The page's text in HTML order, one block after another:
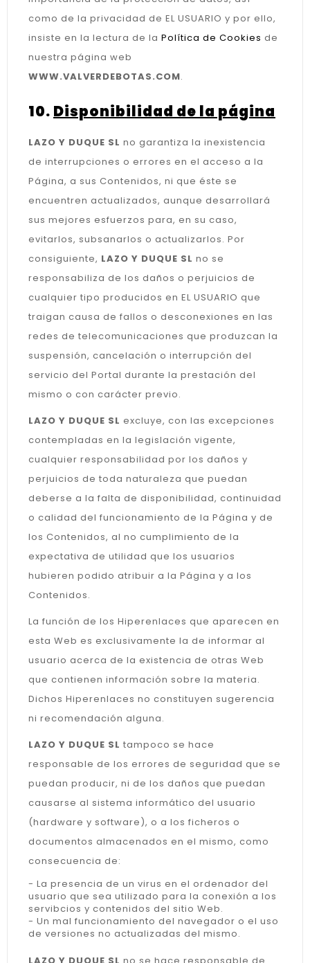
como de la privacidad de EL USUARIO y por ello,
insiste en la lectura de la Política de Cookies de
nuestra página web
WWW.VALVERDEBOTAS.COM.
10. Disponibilidad de la página
LAZO Y DUQUE SL no garantiza la inexistencia
de interrupciones o errores en el acceso a la
Página, a sus Contenidos, ni que éste se
encuentren actualizados, aunque desarrollará
sus mejores esfuerzos para, en su caso,
evitarlos, subsanarlos o actualizarlos. Por
consiguiente, LAZO Y DUQUE SL no se
responsabiliza de los daños o perjuicios de
cualquier tipo producidos en EL USUARIO que
traigan causa de fallos o desconexiones en las
redes de telecomunicaciones que produzcan la
suspensión, cancelación o interrupción del
servicio del Portal durante la prestación del
mismo o con carácter previo.
LAZO Y DUQUE SL excluye, con las excepciones
contempladas en la legislación vigente,
cualquier responsabilidad por los daños y
perjuicios de toda naturaleza que puedan
deberse a la falta de disponibilidad, continuidad
o calidad del funcionamiento de la Página y de
los Contenidos, al no cumplimiento de la
expectativa de utilidad que los usuarios
hubieren podido atribuir a la Página y a los
Contenidos.
La función de los Hiperenlaces que aparecen en
esta Web es exclusivamente la de informar al
usuario acerca de la existencia de otras Web
que contienen información sobre la materia.
Dichos Hiperenlaces no constituyen sugerencia
ni recomendación alguna.
LAZO Y DUQUE SL tampoco se hace
responsable de los errores de seguridad que se
puedan producir, ni de los daños que puedan
causarse al sistema informático del usuario
(hardware y software), o a los ficheros o
documentos almacenados en el mismo, como
consecuencia de:
- La presencia de un virus en el ordenador del
usuario que sea utilizado para la conexión a los
servibcios y contenidos del sitio Web.
- Un mal funcionamiento del navegador o el uso
de versiones no actualizadas del mismo.